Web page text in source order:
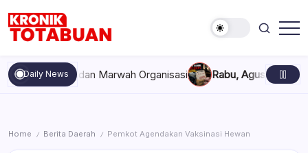
content
Totabuan
hari
ini
Kronik
Daily Newsdan Marwah Organisasi Rabu, Agustus 5, 2026 ,
Home / Berita Daerah / Pemkot Agendakan Vaksinasi Hewan